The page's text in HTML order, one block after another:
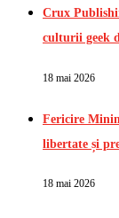
Crux
culturii geek
18 mai 2026
Fericire
libertate și
18 mai 2026